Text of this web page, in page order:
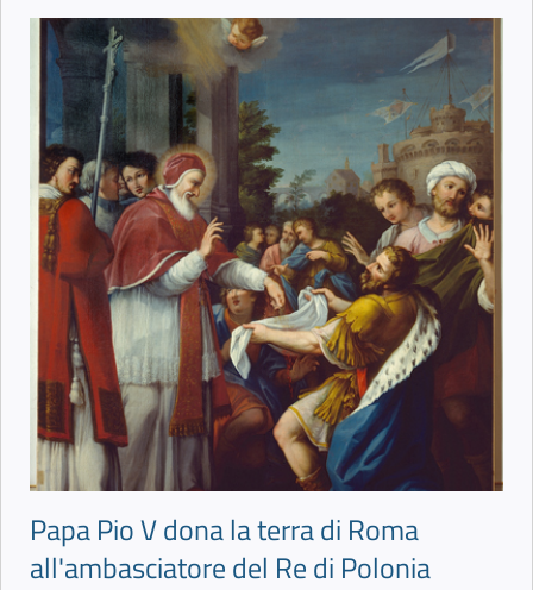
Papa Pio V dona la terra di Roma
all'ambasciatore del Re di Polonia